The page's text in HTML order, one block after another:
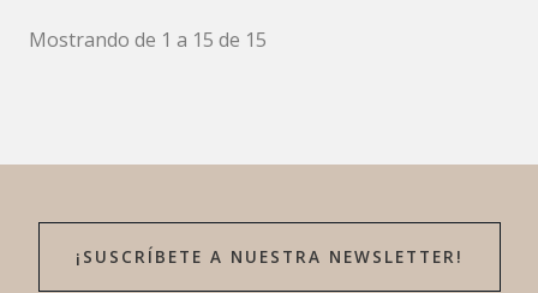
Mostrando de 1 a 15 de 15
¡SUSCRÍBETE A NUESTRA NEWSLETTER!